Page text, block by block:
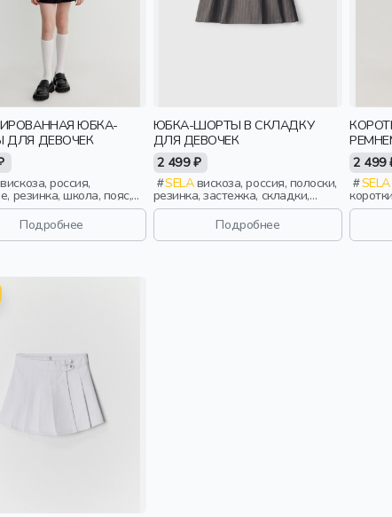
ЮБКА-
ДЕВОЧЕК
резинка, школа, пояс,
посадка, девочки, дети
Подробнее
ЮБКА-ШОРТЫ В СКЛАДКУ
ДЛЯ ДЕВОЧЕК
2 499 ₽
SELAвискоза, россия, полоски,
резинка, застежка, складки,
школа, девочки, дети
Подробнее
2 499
SELA